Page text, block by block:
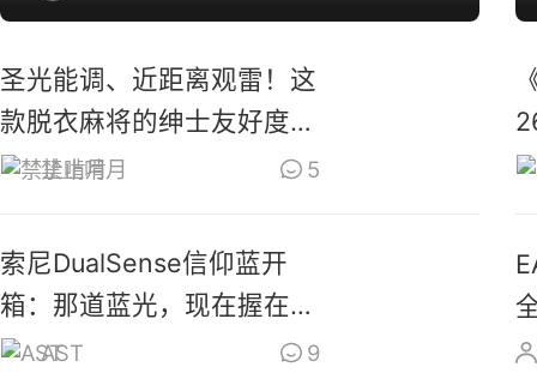
圣光能调、近距离观雷！这
款脱衣麻将的绅士友好度拉
满了禁止啃月 5
索尼DualSense信仰蓝开
箱：那道蓝光，现在握在手
里了AST 9